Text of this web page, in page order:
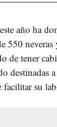
año ha
550
de tener
destinadas
su